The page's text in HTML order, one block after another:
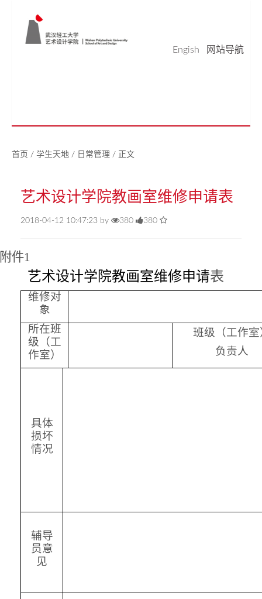
Engish
网站导航
首页 / 学生天地 / 日常管理 / 正文
艺术设计学院教画室维修申请表
2018-04-12 10:47:23 by 380 380
附件1
艺术设计学院教画室维修申请表
维修对
象
所在班
级（工
作室）
班级（工作室
负责人
具体
损坏
情况
辅导
员意
见